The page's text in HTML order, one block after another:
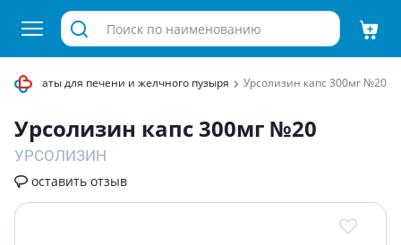
Препараты для печени и желчного пузыря Урсолизин капс 300мг №20
Урсолизин капс 300мг №20
УРСОЛИЗИН
оставить отзыв